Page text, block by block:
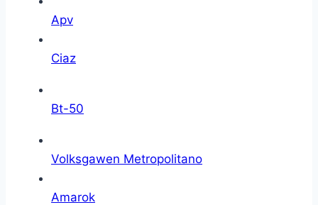
Apv
Ciaz
Bt-50
Volksgawen Metropolitano
Amarok